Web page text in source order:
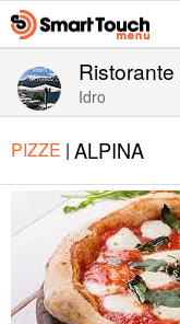
Idro
PIZZE | ALPINA